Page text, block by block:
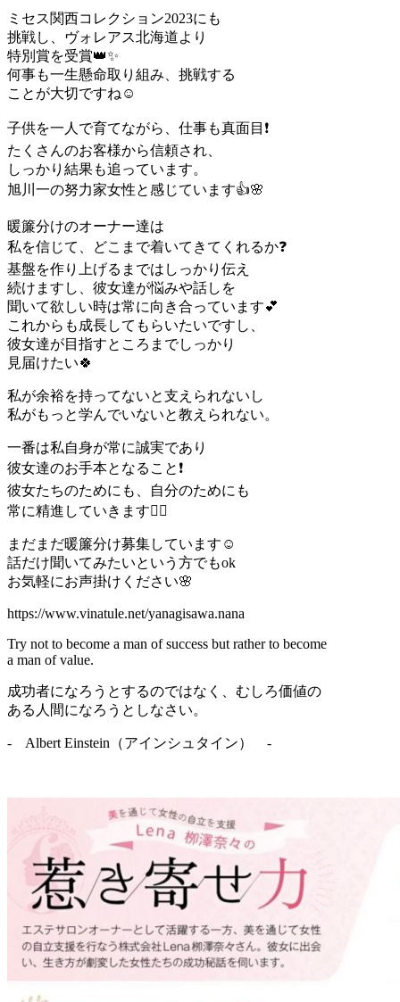
ミセス関西コレクション2023にも
挑戦し、ヴォレアス北海道より
特別賞を受賞👑✨
何事も一生懸命取り組み、挑戦する
ことが大切ですね☺️
子供を一人で育てながら、仕事も真面目❗️
たくさんのお客様から信頼され、
しっかり結果も追っています。
旭川一の努力家女性と感じています👍🌸
暖簾分けのオーナー達は
私を信じて、どこまで着いてきてくれるか❓
基盤を作り上げるまではしっかり伝え
続けますし、彼女達が悩みや話しを
聞いて欲しい時は常に向き合っています💕
これからも成長してもらいたいですし、
彼女達が目指すところまでしっかり
見届けたい🍀
私が余裕を持ってないと支えられないし
私がもっと学んでいないと教えられない。
一番は私自身が常に誠実であり
彼女達のお手本となること❗️
彼女たちのためにも、自分のためにも
常に精進していきます🙇‍♀️
まだまだ暖簾分け募集しています☺️
話だけ聞いてみたいという方でもok
お気軽にお声掛けください🌸
https://www.vinatule.net/yanagisawa.nana
Try not to become a man of success but rather to become
a man of value.
成功者になろうとするのではなく、むしろ価値の
ある人間になろうとしなさい。
- Albert Einstein（アインシュタイン） -